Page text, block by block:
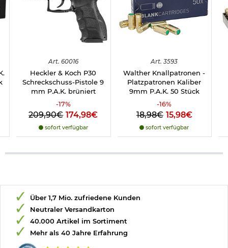
Art. 60016
Heckler & Koch P30
Schreckschuss-Pistole 9
mm P.A.K. brüniert
-17%
209,90€ 174,98€
sofort verfügbar
Art. 3593
Walther Knallpatronen -
Platzpatronen Kaliber
9mm P.A.K. 50 Stück
-16%
18,98€ 15,98€
sofort verfügbar
Über 1,7 Mio. zufriedene Kunden
Neutraler Versandkarton
40.000 Artikel im Sortiment
Mehr als 40 Jahre Erfahrung